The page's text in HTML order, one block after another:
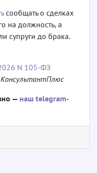
сообщать о сделках
на должность, а
супруги до брака.
N 105-ФЗ
— наш telegram-